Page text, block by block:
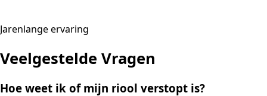
Jarenlange ervaring
Veelgestelde Vragen
Hoe weet ik of mijn riool verstopt is?